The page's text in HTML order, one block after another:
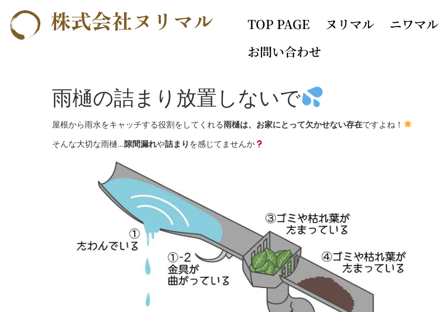
株式会社ヌリマル TOP PAGE ヌリマル ニワマル
お問い合わせ
雨樋の詰まり放置しないで
屋根から雨水をキャッチする役割をしてくれる雨樋は、お家にとって欠かせない存在ですよね！
そんな大切な雨樋…隙間漏れや詰まり を感じてませんか